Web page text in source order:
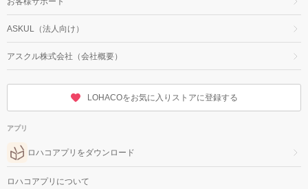
ASKUL（法人向け）
アスクル株式会社（会社概要）
LOHACOをお気に入りストアに登録する
アプリ
ロハコアプリをダウンロード
ロハコアプリについて